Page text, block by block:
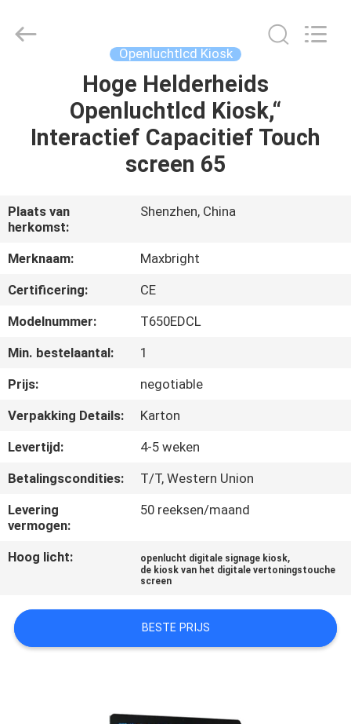
PRODUCTEN
ONS
FABRIEKSREIS
KWALITEITSCONTROLE
CONTACTEER
ONS
NIEUWS
VERZOEK
OM
CITAAT
SITEMAP
(Shenzhen)
Openluchtlcd Kiosk
Hoge Helderheids
Openluchtlcd Kiosk,“
Interactief Capacitief Touch
screen 65
Plaats van
herkomst:
Shenzhen, China
Merknaam:
Maxbright
Certificering:
CE
Modelnummer:
T650EDCL
Min. bestelaantal:
1
Prijs:
negotiable
Verpakking Details:
Karton
Levertijd:
4-5 weken
Betalingscondities:
T/T, Western Union
Levering
vermogen:
50 reeksen/maand
Hoog licht: openlucht digitale signage kiosk,
de kiosk van het digitale vertoningstouche
screen
BESTE PRIJS